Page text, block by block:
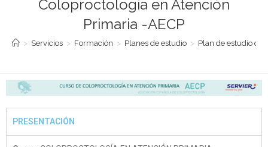
Coloproctología en Atención
Primaria -AECP
> Servicios > Formación > Planes de estudio > Plan de estudio
PRESENTACIÓN